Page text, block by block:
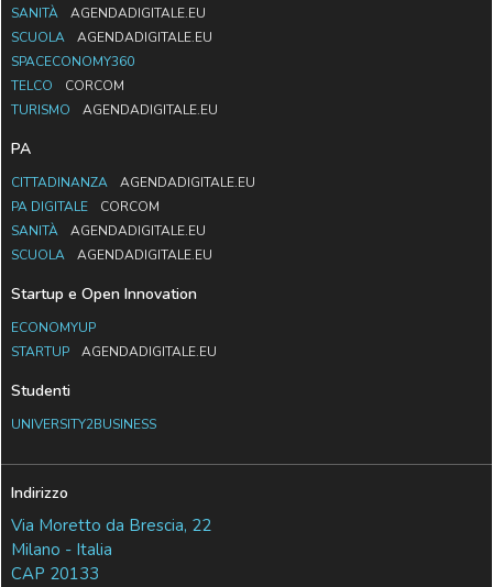
SANITÀ
AGENDADIGITALE.EU
SCUOLA
AGENDADIGITALE.EU
SPACECONOMY360
TELCO
CORCOM
TURISMO
AGENDADIGITALE.EU
PA
CITTADINANZA
AGENDADIGITALE.EU
PA DIGITALE
CORCOM
SANITÀ
AGENDADIGITALE.EU
SCUOLA
AGENDADIGITALE.EU
Startup e Open Innovation
ECONOMYUP
STARTUP
AGENDADIGITALE.EU
Studenti
UNIVERSITY2BUSINESS
Indirizzo
Via Moretto da Brescia, 22
Milano - Italia
CAP 20133